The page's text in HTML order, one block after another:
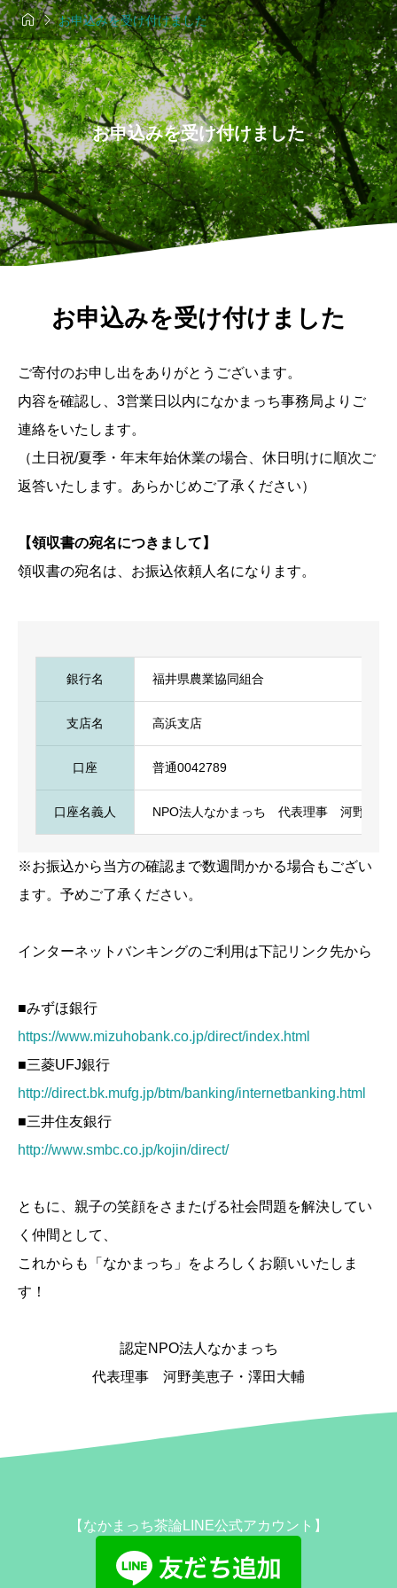
お申込みを受け付けました
お申込みを受け付けました
お申込みを受け付けました
ご寄付のお申し出をありがとうございます。
内容を確認し、3営業日以内になかまっち事務局よりご
連絡をいたします。
（土日祝/夏季・年末年始休業の場合、休日明けに順次ご
返答いたします。あらかじめご了承ください）
【領収書の宛名につきまして】
領収書の宛名は、お振込依頼人名になります。
銀行名 福井県農業協同組合
支店名 高浜支店
口座 普通0042789
​口座名義人 NPO法人なかまっち 代表理事 河野美恵
※お振込から当方の確認まで数週間かかる場合もござい
ます。予めご了承ください。
インターネットバンキングのご利用は下記リンク先から
■みずほ銀行
https://www.mizuhobank.co.jp/direct/index.html
■三菱UFJ銀行
http://direct.bk.mufg.jp/btm/banking/internetbanking.html
■三井住友銀行
http://www.smbc.co.jp/kojin/direct/
ともに、親子の笑顔をさまたげる社会問題を解決してい
く仲間として、
これからも「なかまっち」をよろしくお願いいたしま
す！
認定NPO法人なかまっち
代表理事 河野美恵子・澤田大輔
【なかまっち茶論LINE公式アカウント】